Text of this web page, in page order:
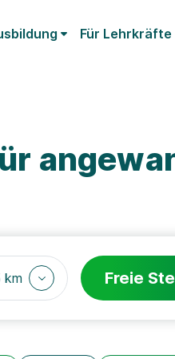
Für Lehrkräfte
km Freie